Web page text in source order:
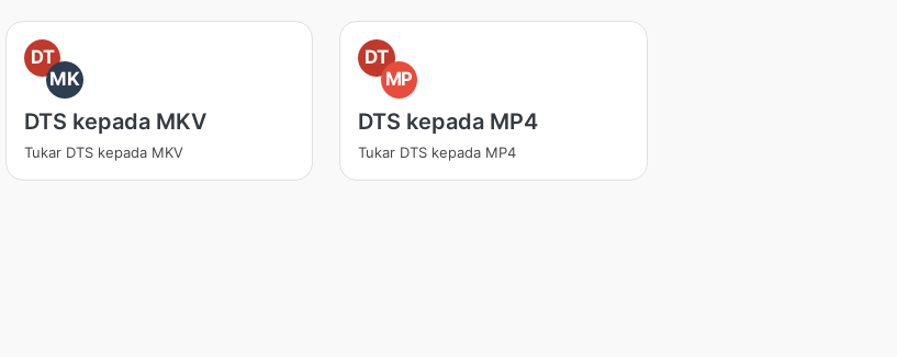
DT
MK
DTS kepada MKV
Tukar DTS kepada MKV
DT
MP
DTS kepada MP4
Tukar DTS kepada MP4